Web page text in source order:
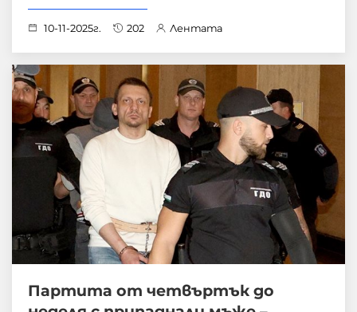
10-11-2025г. 202 Лентата
Партита от четвъртък до